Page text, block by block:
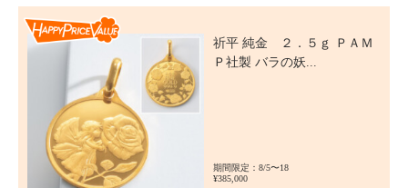
祈平 純金 ２．５ｇ ＰＡＭ
Ｐ社製 バラの妖...
期間限定：8/5〜18
¥385,000